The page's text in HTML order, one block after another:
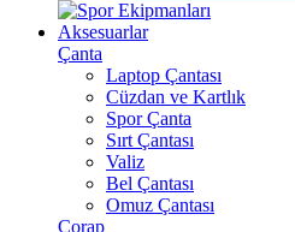
Aksesuarlar
Çanta
Laptop Çantası
Cüzdan ve Kartlık
Spor Çanta
Sırt Çantası
Valiz
Bel Çantası
Omuz Çantası
Çorap